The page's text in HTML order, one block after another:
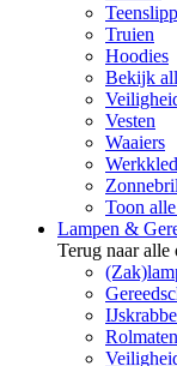
Truien
Hoodies
Bekijk
Vesten
Waaiers
Toon
Lampen &
Terug naar alle
Rolmaten